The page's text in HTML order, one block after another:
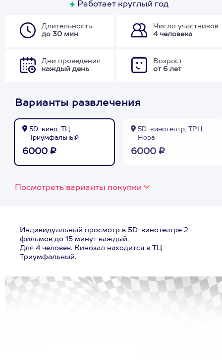
Работает круглый год
Длительность
до 30 мин
Число участников
4 человека
Дни проведения
каждый день
Возраст
от 6 лет
Варианты развлечения
5D-кино, ТЦ
Триумфальный
6000 ₽
5D-кинотеатр, ТРЦ
Нора
6000 ₽
Посмотреть варианты покупки
Индивидуальный просмотр в 5D-кинотеатре 2
фильмов до 15 минут каждый.
Для 4 человек. Кинозал находится в ТЦ
Триумфальный.